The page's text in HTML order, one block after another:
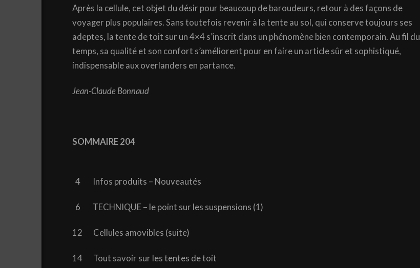
Après la cellule, cet objet du désir pour beaucoup de baroudeurs, retour à des façons de
voyager plus populaires. Sans toutefois revenir à la tente au sol, qui conserve toujours ses
adeptes, la tente de toit sur un 4×4 s’inscrit dans un phénomène bien contemporain. Au fil du
temps, sa qualité et son confort s’améliorent pour en faire un article sûr et sophistiqué,
indispensable aux overlanders en partance.
Jean-Claude Bonnaud
SOMMAIRE 204
4 Infos produits – Nouveautés
6 TECHNIQUE – le point sur les suspensions (1)
12 Cellules amovibles (suite)
14 Tout savoir sur les tentes de toit